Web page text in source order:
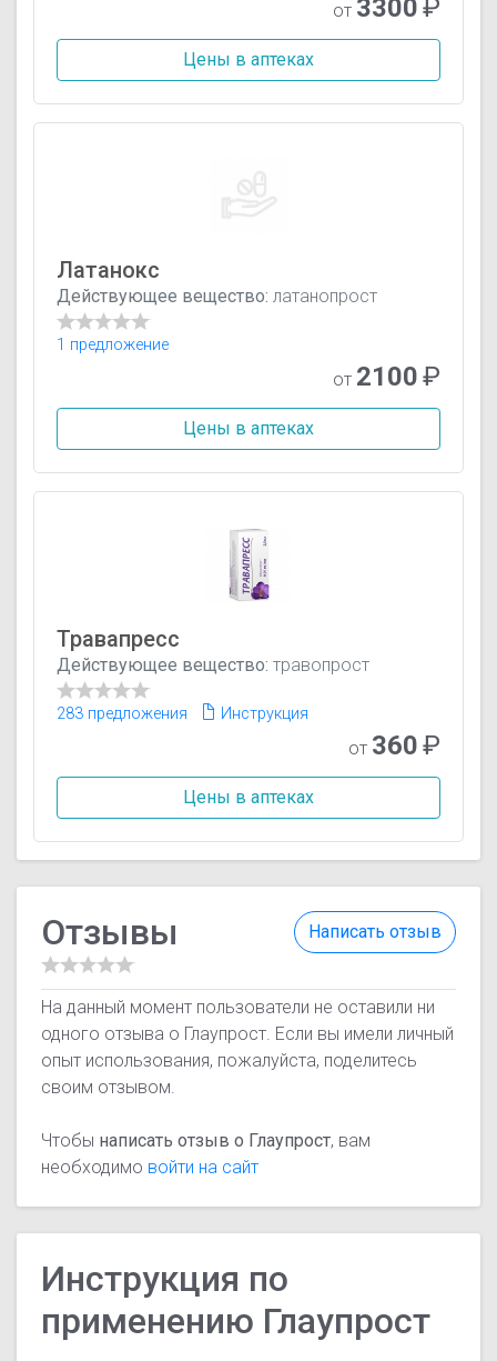
от 3300₽
Цены в аптеках
Латанокс
Действующее вещество: латанопрост
1 предложение
от 2100₽
Цены в аптеках
Травапресс
Действующее вещество: травопрост
283 предложения Инструкция
от 360₽
Цены в аптеках
Написать отзыв
Отзывы
На данный момент пользователи не оставили ни
одного отзыва о Глаупрост. Если вы имели личный
опыт использования, пожалуйста, поделитесь
своим отзывом.
Чтобы написать отзыв о Глаупрост, вам
необходимо войти на сайт
Инструкция по
применению Глаупрост